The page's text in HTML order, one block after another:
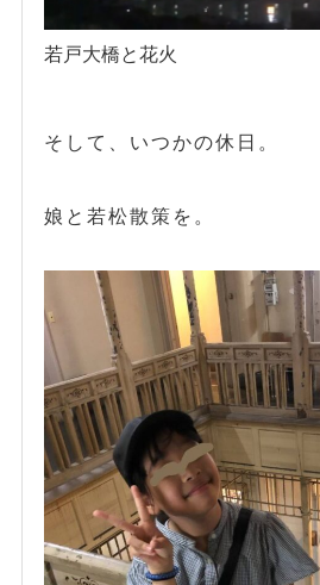
若戸大橋と花火
そして、いつかの休日。
娘と若松散策を。